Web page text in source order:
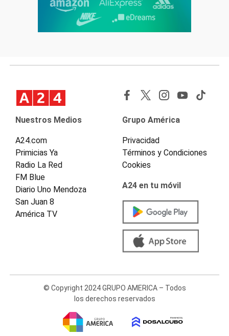
Nuestros Medios
A24.com
Primicias Ya
Radio La Red
FM Blue
Diario Uno Mendoza
San Juan 8
América TV
Grupo América
Privacidad
Términos y Condiciones
Cookies
A24 en tu móvil
© Copyright 2024 GRUPO AMERICA – Todos
los derechos reservados